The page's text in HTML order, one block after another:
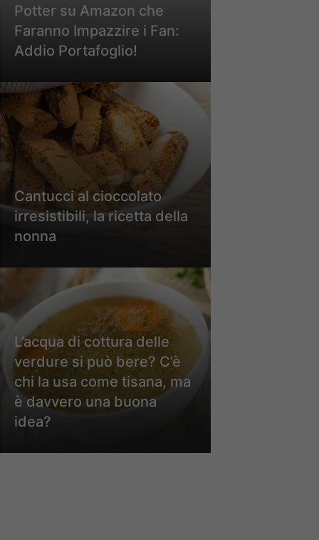
Potter su Amazon che
Faranno Impazzire i Fan:
Addio Portafoglio!
Cantucci al cioccolato
irresistibili, la ricetta della
nonna
L’acqua di cottura delle
verdure si può bere? C’è
chi la usa come tisana, ma
è davvero una buona
idea?